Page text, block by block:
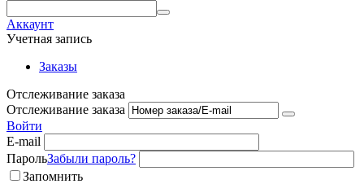
Аккаунт
Учетная запись
Заказы
Отслеживание заказа
Отслеживание заказа
Войти
E-mail
ПарольЗабыли пароль?
Запомнить